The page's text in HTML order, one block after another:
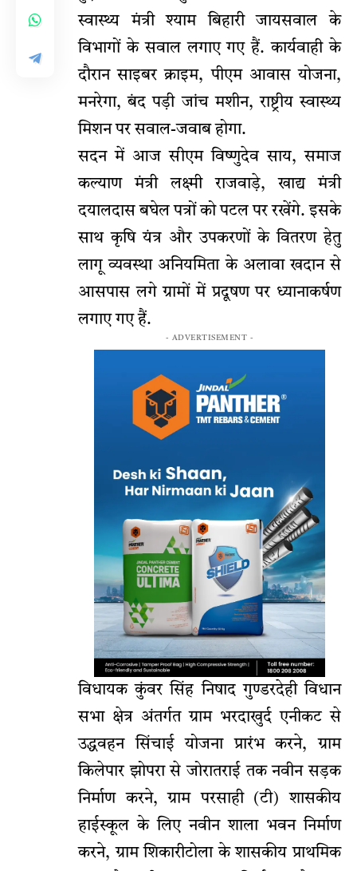
स्वास्थ्य मंत्री श्याम बिहारी जायसवाल के
विभागों के सवाल लगाए गए हैं. कार्यवाही के
दौरान साइबर क्राइम, पीएम आवास योजना,
मनरेगा, बंद पड़ी जांच मशीन, राष्ट्रीय स्वास्थ्य
मिशन पर सवाल-जवाब होगा.
सदन में आज सीएम विष्णुदेव साय, समाज
कल्याण मंत्री लक्ष्मी राजवाड़े, खाद्य मंत्री
दयालदास बघेल पत्रों को पटल पर रखेंगे. इसके
साथ कृषि यंत्र और उपकरणों के वितरण हेतु
लागू व्यवस्था अनियमिता के अलावा खदान से
आसपास लगे ग्रामों में प्रदूषण पर ध्यानाकर्षण
लगाए गए हैं.
- ADVERTISEMENT -
विधायक कुंवर सिंह निषाद गुण्डरदेही विधान
सभा क्षेत्र अंतर्गत ग्राम भरदाखुर्द एनीकट से
उद्धवहन सिंचाई योजना प्रारंभ करने, ग्राम
किलेपार झोपरा से जोरातराई तक नवीन सड़क
निर्माण करने, ग्राम परसाही (टी) शासकीय
हाईस्कूल के लिए नवीन शाला भवन निर्माण
करने, ग्राम शिकारीटोला के शासकीय प्राथमिक